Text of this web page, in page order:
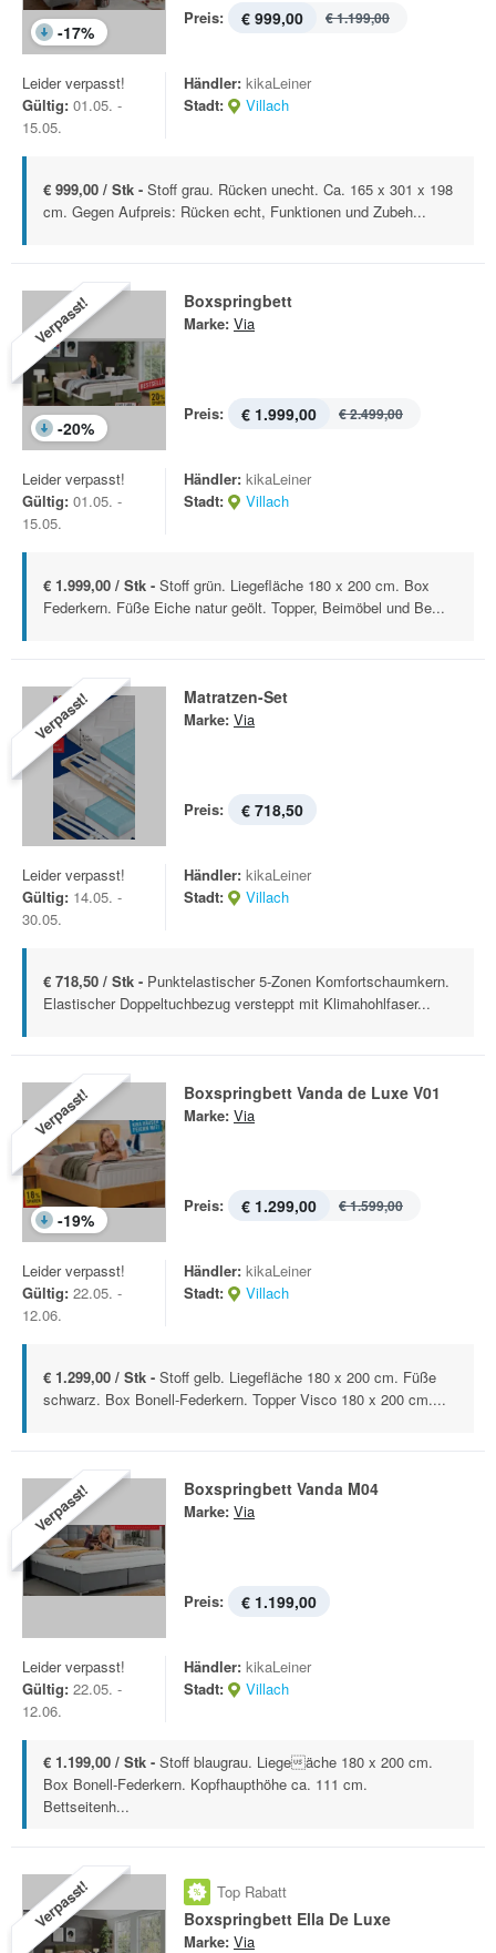
-17%
Preis: € 999,00 € 1.199,00
Leider verpasst!
Gültig: 01.05. -
15.05.
Händler: kikaLeiner
Stadt:
Villach
€ 999,00 / Stk - Stoff grau. Rücken unecht. Ca. 165 x 301 x 198
cm. Gegen Aufpreis: Rücken echt, Funktionen und Zubeh...
Verpasst!
-20%
Boxspringbett
Marke: Via
Preis: € 1.999,00 € 2.499,00
Leider verpasst!
Gültig: 01.05. -
15.05.
Händler: kikaLeiner
Stadt:
Villach
€ 1.999,00 / Stk - Stoff grün. Liegefläche 180 x 200 cm. Box
Federkern. Füße Eiche natur geölt. Topper, Beimöbel und Be...
Verpasst! Matratzen-Set
Marke: Via
Preis: € 718,50
Leider verpasst!
Gültig: 14.05. -
30.05.
Händler: kikaLeiner
Stadt:
Villach
€ 718,50 / Stk - Punktelastischer 5-Zonen Komfortschaumkern.
Elastischer Doppeltuchbezug versteppt mit Klimahohlfaser...
Verpasst!
-19%
Boxspringbett Vanda de Luxe V01
Marke: Via
Preis: € 1.299,00 € 1.599,00
Leider verpasst!
Gültig: 22.05. -
12.06.
Händler: kikaLeiner
Stadt:
Villach
€ 1.299,00 / Stk - Stoff gelb. Liegefläche 180 x 200 cm. Füße
schwarz. Box Bonell-Federkern. Topper Visco 180 x 200 cm....
Verpasst! Boxspringbett Vanda M04
Marke: Via
Preis: € 1.199,00
Leider verpasst!
Gültig: 22.05. -
12.06.
Händler: kikaLeiner
Stadt:
Villach
€ 1.199,00 / Stk - Stoff blaugrau. Liegeäche 180 x 200 cm.
Box Bonell-Federkern. Kopfhaupthöhe ca. 111 cm.
Bettseitenh...
Verpasst! Top Rabatt
Boxspringbett Ella De Luxe
Marke: Via